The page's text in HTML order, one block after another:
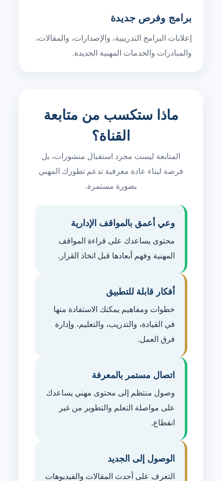
برامج وفرص جديدة
إعلانات البرامج التدريبية، والإصدارات، والمقالات،
والمبادرات والخدمات المهنية الجديدة.
ماذا ستكسب من متابعة
القناة؟
المتابعة ليست مجرد استقبال منشورات، بل
فرصة لبناء عادة معرفية تدعم تطورك المهني
بصورة مستمرة.
وعي أعمق بالمواقف الإدارية
محتوى يساعدك على قراءة المواقف
المهنية وفهم أبعادها قبل اتخاذ القرار.
أفكار قابلة للتطبيق
خطوات ومفاهيم يمكنك الاستفادة منها
في القيادة، والتدريب، والتعليم، وإدارة
فرق العمل.
اتصال مستمر بالمعرفة
وصول منتظم إلى محتوى مهني يساعدك
على مواصلة التعلم والتطوير من غير
انقطاع.
الوصول إلى الجديد
التعرف على أحدث المقالات والفيديوهات